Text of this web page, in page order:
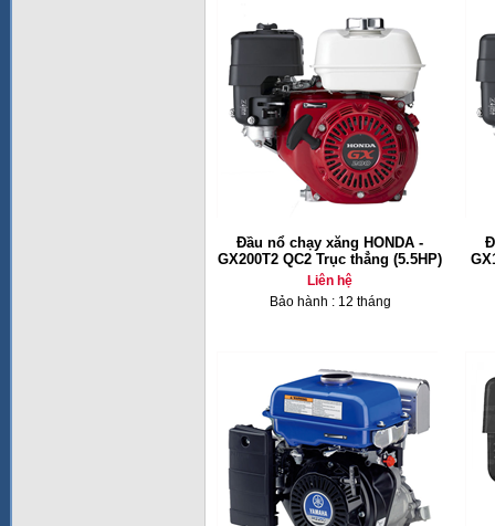
Đầu nổ chạy xăng HONDA -
GX200T2 QC2 Trục thẳng (5.5HP)
Liên hệ
Bảo hành : 12 tháng